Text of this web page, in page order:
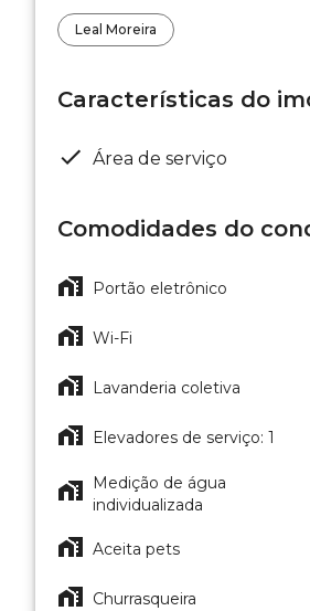
Leal Moreira
Características do
Área de serviço
Comodidades do
Portão eletrônico
Wi-Fi
Lavanderia coletiva
Elevadores de serviço: 1
Medição de água
individualizada
Aceita pets
Churrasqueira